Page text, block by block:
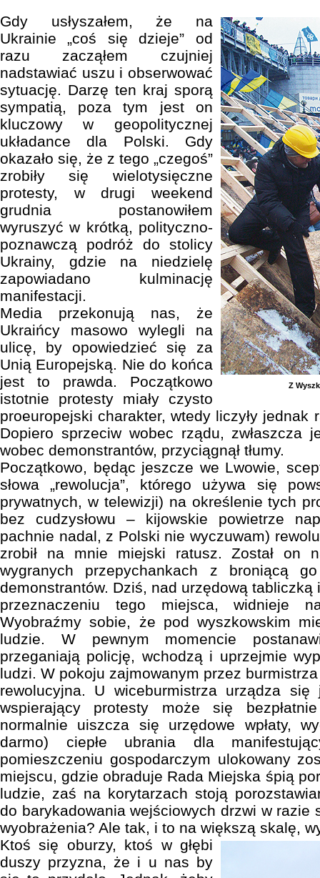
Z
Gdy usłyszałem, że na
Ukrainie „coś się dzieje” od
razu zacząłem czujniej
nadstawiać uszu i obserwować
sytuację. Darzę ten kraj sporą
sympatią, poza tym jest on
kluczowy w geopolitycznej
układance dla Polski. Gdy
okazało się, że z tego „czegoś”
zrobiły się wielotysięczne
protesty, w drugi weekend
grudnia postanowiłem
wyruszyć w krótką, polityczno-
poznawczą podróż do stolicy
Ukrainy, gdzie na niedzielę
zapowiadano kulminację
manifestacji.
Media przekonują nas, że
Ukraińcy masowo wylegli na
ulicę, by opowiedzieć się za
Unią Europejską. Nie do końca
jest to prawda. Początkowo
istotnie protesty miały czysto
proeuropejski charakter, wtedy liczyły jednak
Dopiero sprzeciw wobec rządu, zwłaszcza
wobec demonstrantów, przyciągnął tłumy.
Początkowo, będąc jeszcze we Lwowie,
słowa „rewolucja”, którego używa się
prywatnych, w telewizji) na określenie tych
bez cudzysłowu – kijowskie powietrze
pachnie nadal, z Polski nie wyczuwam)
zrobił na mnie miejski ratusz. Został on
wygranych przepychankach z broniącą
demonstrantów. Dziś, nad urzędową
przeznaczeniu tego miejsca, widnieje
Wyobraźmy sobie, że pod wyszkowskim
ludzie. W pewnym momencie
przeganiają policję, wchodzą i uprzejmie
ludzi. W pokoju zajmowanym przez
rewolucyjna. U wiceburmistrza urządza się
wspierający protesty może się
normalnie uiszcza się urzędowe wpłaty,
darmo) ciepłe ubrania dla
pomieszczeniu gospodarczym ulokowany
miejscu, gdzie obraduje Rada Miejska śpią
ludzie, zaś na korytarzach stoją
do barykadowania wejściowych drzwi w razie
wyobrażenia? Ale tak, i to na większą skalę,
Ktoś się oburzy, ktoś w głębi
duszy przyzna, że i u nas by